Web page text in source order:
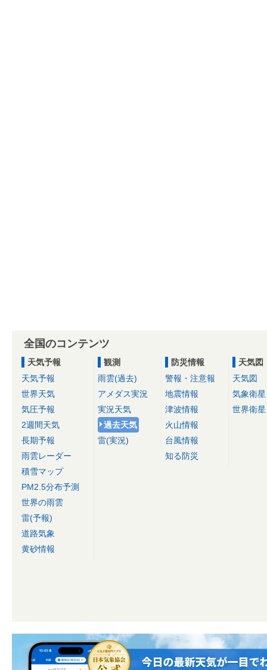
全国のコンテンツ
天気予報
天気予報
世界天気
気圧予報
2週間天気
長期予報
雨雲レーダー
積雪マップ
PM2.5分布予測
世界の雨雲
雷(予報)
道路気象
黄砂情報
観測
雨雲(過去)
アメダス実況
実況天気
過去天気
雷(実況)
防災情報
警報・注意報
地震情報
津波情報
火山情報
台風情報
知る防災
天気図
天気図
気象衛星
世界衛星